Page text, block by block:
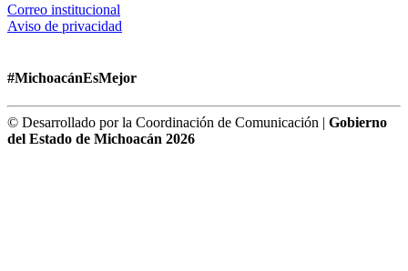
Correo institucional
Aviso de privacidad
#MichoacánEsMejor
© Desarrollado por la Coordinación de Comunicación | Gobierno
del Estado de Michoacán 2026